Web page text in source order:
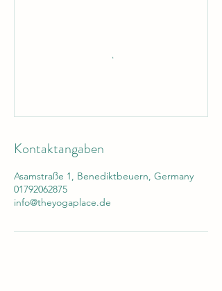
Kontaktangaben
Asamstraße 1, Benediktbeuern, Germany
01792062875
info@theyogaplace.de